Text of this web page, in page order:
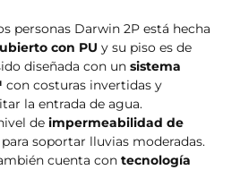
personas Darwin 2P está hecha
con PU y su piso es de
diseñada con un sistema
con costuras invertidas y
la entrada de agua.
de impermeabilidad de
soportar lluvias moderadas.
cuenta con tecnología